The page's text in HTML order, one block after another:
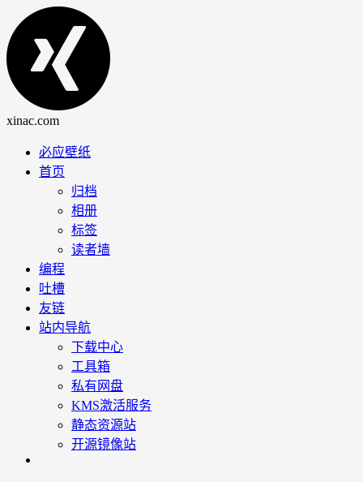
必应壁纸
首页
归档
相册
标签
读者墙
编程
吐槽
友链
站内导航
下载中心
工具箱
私有网盘
KMS激活服务
静态资源站
开源镜像站